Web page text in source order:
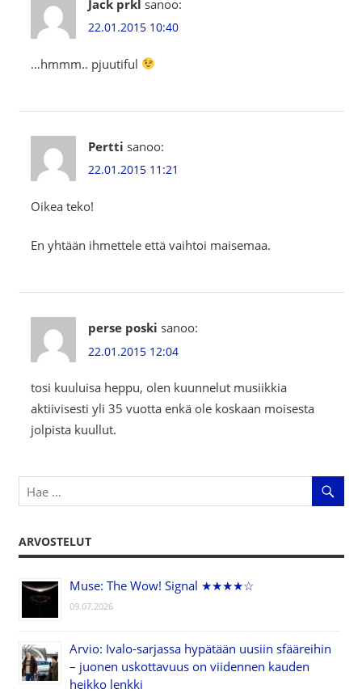
Jack prkl sanoo:
22.01.2015 10:40
…hmmm.. pjuutiful
Pertti sanoo:
22.01.2015 11:21
Oikea teko!
En yhtään ihmettele että vaihtoi maisemaa.
perse poski sanoo:
22.01.2015 12:04
tosi kuuluisa heppu, olen kuunnelut musiikkia
aktiivisesti yli 35 vuotta enkä ole koskaan moisesta
jolpista kuullut.
ARVOSTELUT
Muse: The Wow! Signal ★★★★☆
09.07.2026
Arvio: Ivalo-sarjassa hypätään uusiin sfääreihin
– juonen uskottavuus on viidennen kauden
heikko lenkki